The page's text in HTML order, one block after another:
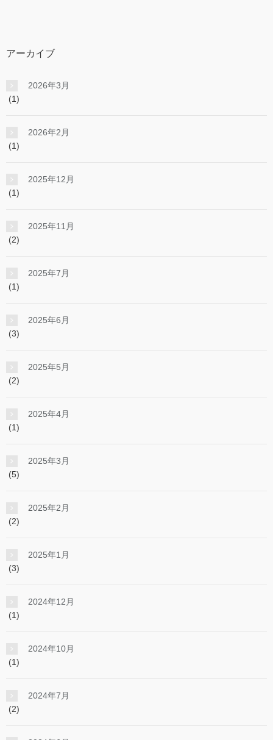
アーカイブ
2026年3月
(1)
2026年2月
(1)
2025年12月
(1)
2025年11月
(2)
2025年7月
(1)
2025年6月
(3)
2025年5月
(2)
2025年4月
(1)
2025年3月
(5)
2025年2月
(2)
2025年1月
(3)
2024年12月
(1)
2024年10月
(1)
2024年7月
(2)